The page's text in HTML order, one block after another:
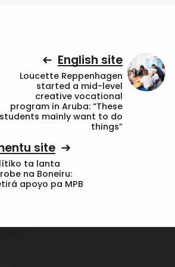
English site
Loucette Reppenhagen
started a mid-level
creative vocational
program in Aruba: “These
students mainly want to do
things”
site
ta lanta
na Boneiru:
apoyo pa MPB